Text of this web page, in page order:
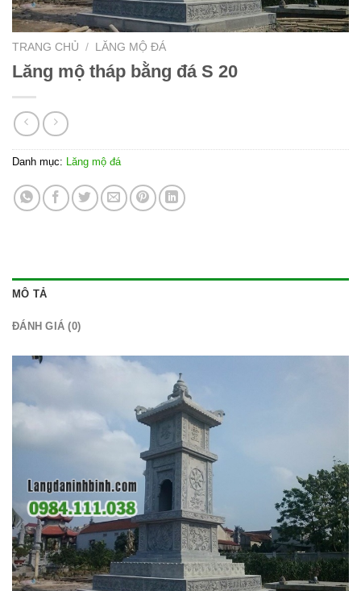
TRANG CHỦ / LĂNG MỘ ĐÁ
Lăng mộ tháp bằng đá S 20
Danh mục: Lăng mộ đá
MÔ TẢ
ĐÁNH GIÁ (0)